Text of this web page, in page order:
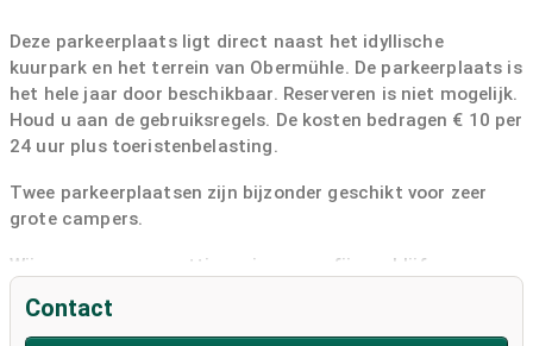
Deze parkeerplaats ligt direct naast het idyllische
kuurpark en het terrein van Obermühle. De parkeerplaats is
het hele jaar door beschikbaar. Reserveren is niet mogelijk.
Houd u aan de gebruiksregels. De kosten bedragen € 10 per
24 uur plus toeristenbelasting.
Twee parkeerplaatsen zijn bijzonder geschikt voor zeer
grote campers.
Wij wensen u een prettige reis en een fijn verblijf.
...]Contact